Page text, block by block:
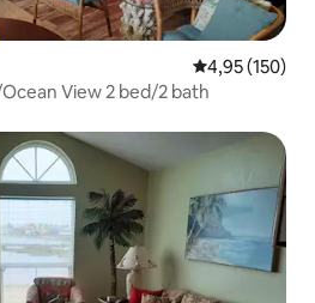
4,95 ud af 5 i
4,95 (150)
Coral Cay Ocean Front/Ocean View 2 bed/2 bath